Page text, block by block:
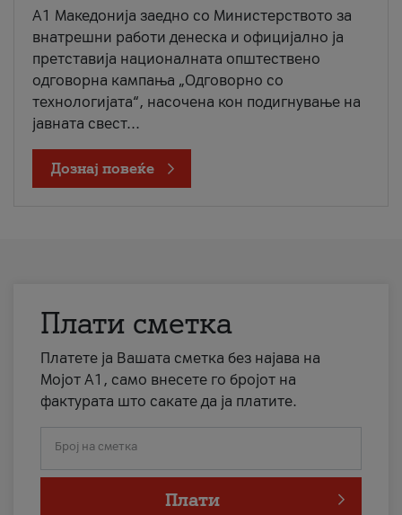
A1 Македонија заедно со Министерството за
внатрешни работи денеска и официјално ја
претставија националната општествено
одговорна кампања „Одговорно со
технологијата“, насочена кон подигнување на
јавната свест...
Дознај повеќе
Плати сметка
Платете ја Вашата сметка без најава на
Мојот А1, само внесете го бројот на
фактурата што сакате да ја платите.
Број на сметка
Плати